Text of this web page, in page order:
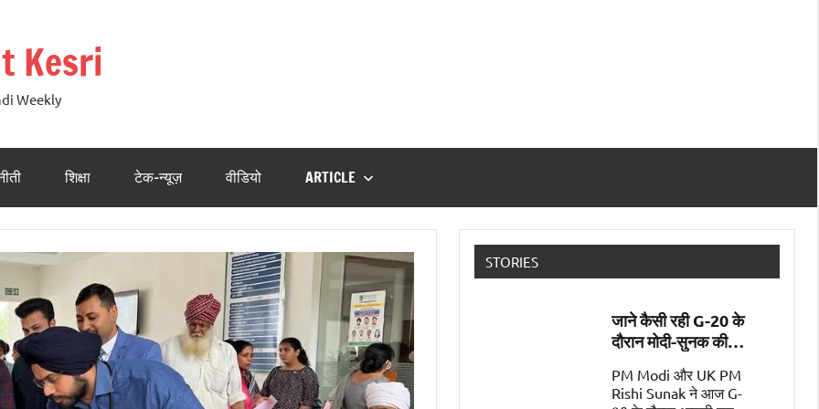
Kesri
Weekly
शिक्षा टेक-न्यूज़ वीडियो ARTICLE
STORIES
जाने कैसी रही G-20 के
दौरान मोदी-सुनक की
पहली मुलाक़ात
PM Modi और UK PM
Rishi Sunak ने आज G-